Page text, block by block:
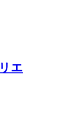
エ